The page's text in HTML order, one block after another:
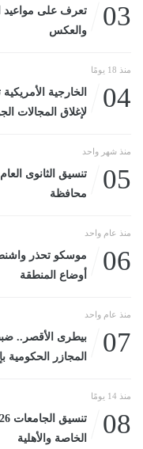
03
تعرف على مواعيد
والعكس
منذ 18 يومًا
04
الخارجية
لإغلاق المجالات
منذ شهر واحد
05
محافظة
منذ عام واحد
06
موسكو تحذر
أوضاع المنطقة
منذ عام واحد
07
المجازر الحكومية بإسنااليوم
منذ 14 يومًا
08
الخاصة والأهلية